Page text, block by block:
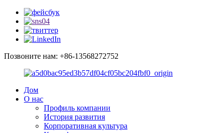
Позвоните нам: +86-13568272752
Дом
О нас
Профиль компании
История развития
Корпоративная культура